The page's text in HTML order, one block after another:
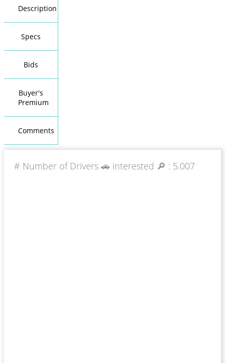
Description
Specs
Bids
Buyer's
Premium
Comments
# Number of Drivers 🚗 interested 🔎 : 5.007